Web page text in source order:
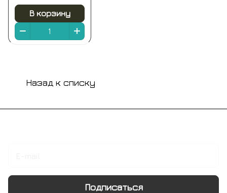
ххх09kb и хх30kb)
remerВ корзину
Назад к списку
Подписаться